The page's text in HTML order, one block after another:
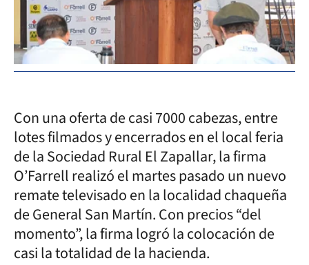
Con una oferta de casi 7000 cabezas, entre
lotes filmados y encerrados en el local feria
de la Sociedad Rural El Zapallar, la firma
O’Farrell realizó el martes pasado un nuevo
remate televisado en la localidad chaqueña
de General San Martín. Con precios “del
momento”, la firma logró la colocación de
casi la totalidad de la hacienda.